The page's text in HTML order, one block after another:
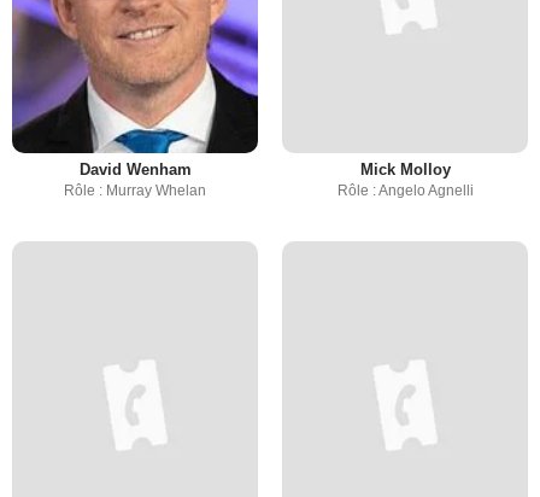
David Wenham
Rôle : Murray Whelan
Mick Molloy
Rôle : Angelo Agnelli